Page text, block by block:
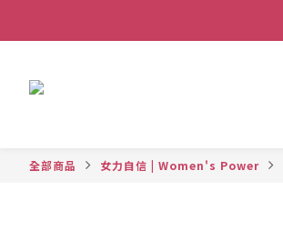
全部商品 女力自信 | Women's Power